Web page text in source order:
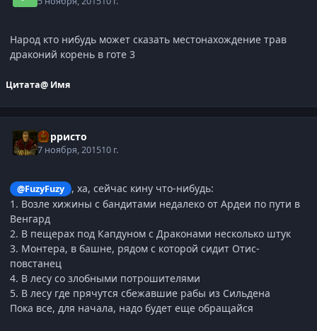
Народ кто нибудь может сказать местонахождение трав
драконий корень в готе 3
Цитата@ Имя
Корристо
7 ноября, 201510 г.
@FuzyFuzy
, ха, сейчас кину что-нибудь:
1. Возле хижины с бандитами недалеко от Ардеи по пути в
Венгард
2. В пещерах под Капдуном с Драконами несколько штук
3. Монтера, в башне, рядом с которой сидит Отис-
повстанец
4. В лесу со злобными потрошителями
5. В лесу где прячутся сбежавшие рабы из Сильдена
Пока все, для начала, надо будет еще обращайся